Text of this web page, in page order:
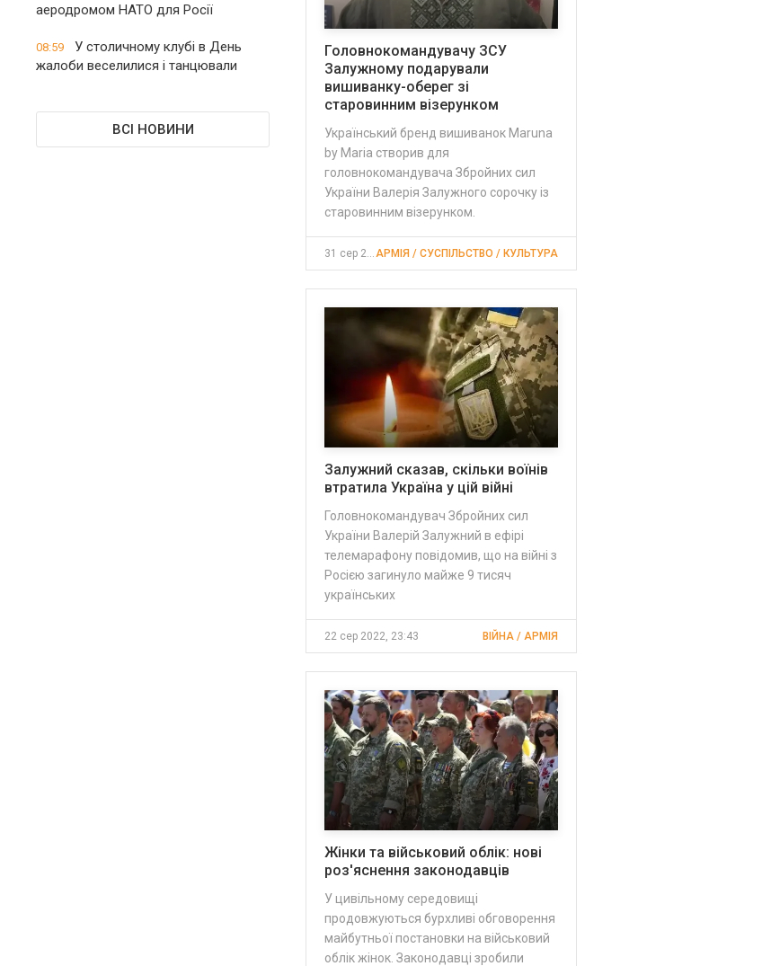
аеродромом НАТО для Росії
08:59
У столичному клубі в День
жалоби веселилися і танцювали
ВСІ НОВИНИ
Головнокомандувачу ЗСУ
Залужному подарували
вишиванку-оберег зі
старовинним візерунком
Український бренд вишиванок Maruna
by Maria створив для
головнокомандувача Збройних сил
України Валерія Залужного сорочку із
старовинним візерунком.
31 сер 2022, 23:12АРМІЯ / СУСПІЛЬСТВО / КУЛЬТУРА
Залужний сказав, скільки воїнів
втратила Україна у цій війні
Головнокомандувач Збройних сил
України Валерій Залужний в ефірі
телемарафону повідомив, що на війні з
Росією загинуло майже 9 тисяч
українських
22 сер 2022, 23:43 ВІЙНА / АРМІЯ
Жінки та військовий облік: нові
роз'яснення законодавців
У цивільному середовищі
продовжуються бурхливі обговорення
майбутньої постановки на військовий
облік жінок. Законодавці зробили